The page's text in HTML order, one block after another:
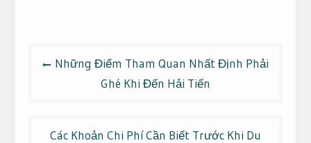
Những Điểm Tham Quan Nhất Định Phải
Ghé Khi Đến Hải Tiến
Các Khoản Chi Phí Cần Biết Trước Khi Du